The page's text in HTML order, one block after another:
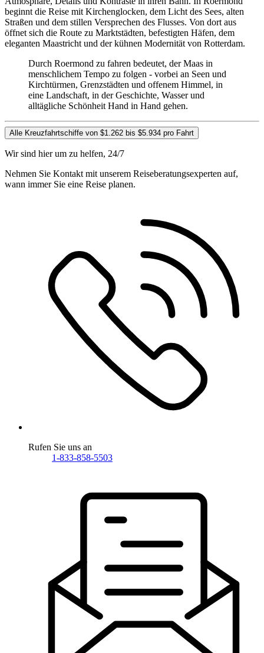
beginnt die Reise mit Kirchenglocken, dem Licht des Sees, alten
Straßen und dem stillen Versprechen des Flusses. Von dort aus
öffnet sich die Route zu Marktstädten, befestigten Häfen, dem
eleganten Maastricht und der kühnen Modernität von Rotterdam.
Durch Roermond zu fahren bedeutet, der Maas in
menschlichem Tempo zu folgen - vorbei an Seen und
Kirchtürmen, Grenzstädten und offenem Himmel, in
eine Landschaft, in der Geschichte, Wasser und
alltägliche Schönheit Hand in Hand gehen.
Alle Kreuzfahrtschiffe von $1.262 bis $5.934 pro Fahrt
Wir sind hier um zu helfen, 24/7
Nehmen Sie Kontakt mit unserem Reiseberatungsexperten auf,
wann immer Sie eine Reise planen.
Rufen Sie uns an
1-833-858-5503